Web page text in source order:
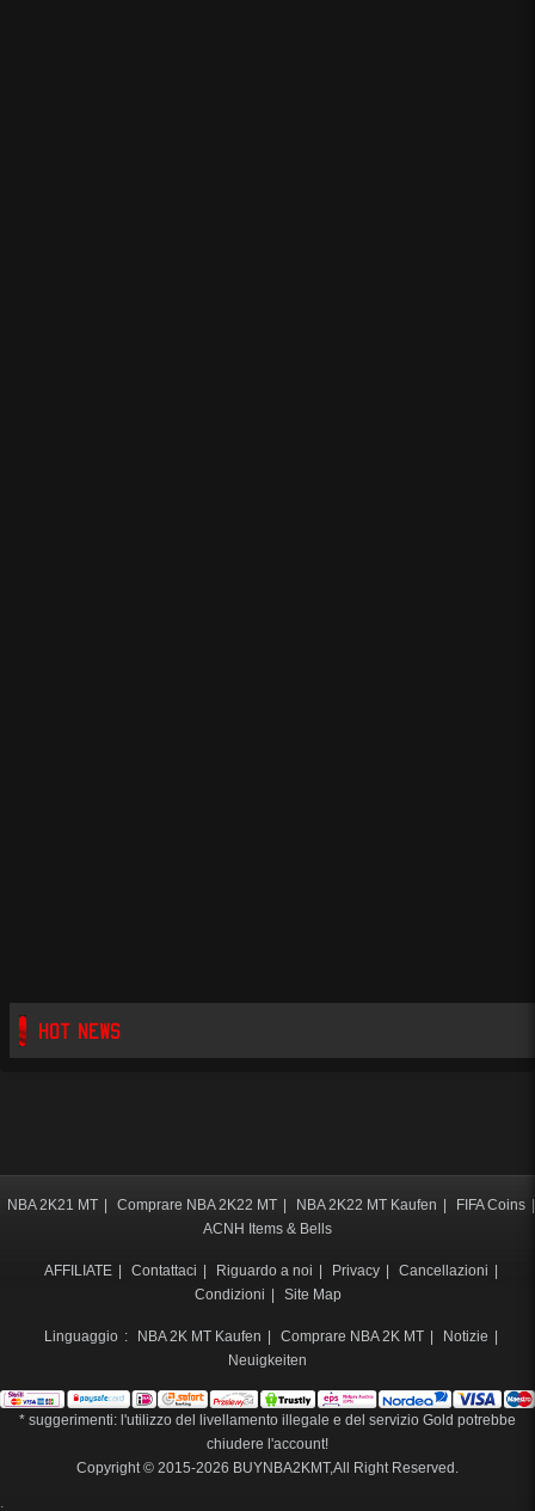
HOT NEWS
NBA 2K21 MT Comprare NBA 2K22 MT NBA 2K22 MT Kaufen FIFA Coins
ACNH Items & Bells
AFFILIATE Contattaci Riguardo a noi Privacy Cancellazioni
Condizioni
Site Map
Linguaggio : NBA 2K MT Kaufen Comprare NBA 2K MT Notizie
Neuigkeiten
* suggerimenti: l'utilizzo del livellamento illegale e del servizio Gold potrebbe
chiudere l'account!
Copyright © 2015-2026 BUYNBA2KMT,All Right Reserved.